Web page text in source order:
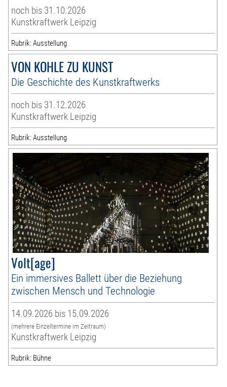
noch bis 31.10.2026
Kunstkraftwerk Leipzig
Rubrik: Ausstellung
VON KOHLE ZU KUNST
Die Geschichte des Kunstkraftwerks
noch bis 31.12.2026
Kunstkraftwerk Leipzig
Rubrik: Ausstellung
Volt[age]
Ein immersives Ballett über die Beziehung
zwischen Mensch und Technologie
14.09.2026 bis 15.09.2026
(mehrere Einzeltermine im Zeitraum)
Kunstkraftwerk Leipzig
Rubrik: Bühne